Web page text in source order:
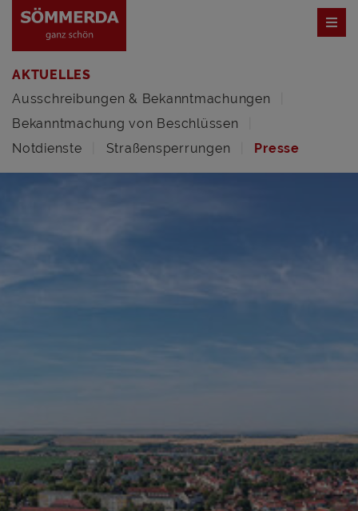
AKTUELLES
Ausschreibungen & Bekanntmachungen
Bekanntmachung von Beschlüssen
Notdienste
Straßensperrungen Presse